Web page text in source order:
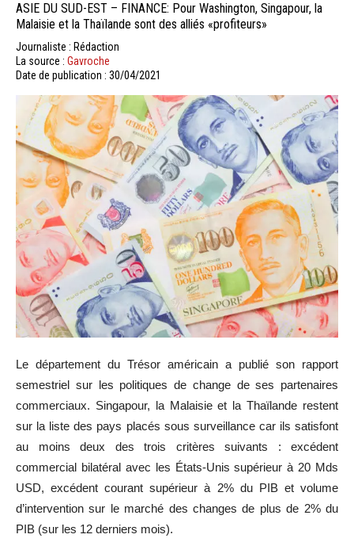
ASIE DU SUD-EST – FINANCE: Pour Washington, Singapour, la
Malaisie et la Thaïlande sont des alliés «profiteurs»
Journaliste : Rédaction
La source : Gavroche
Date de publication : 30/04/2021
Le département du Trésor américain a publié son rapport
semestriel sur les politiques de change de ses partenaires
commerciaux. Singapour, la Malaisie et la Thaïlande restent
sur la liste des pays placés sous surveillance car ils satisfont
au moins deux des trois critères suivants : excédent
commercial bilatéral avec les États-Unis supérieur à 20 Mds
USD, excédent courant supérieur à 2% du PIB et volume
d’intervention sur le marché des changes de plus de 2% du
PIB (sur les 12 derniers mois).